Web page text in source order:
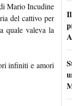
Mario Incudine
del cattivo per
quale valeva la
infiniti e amori